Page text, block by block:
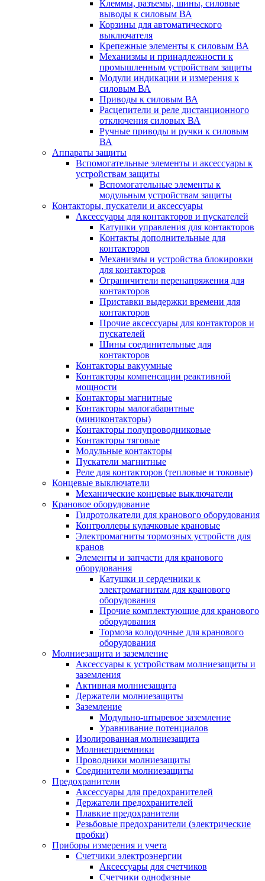
Клеммы, разъемы, шины, силовые
выводы к силовым ВА
Корзины для автоматического
выключателя
Крепежные элементы к силовым ВА
Механизмы и принадлежности к
промышленным устройствам защиты
Модули индикации и измерения к
силовым ВА
Приводы к силовым ВА
Расцепители и реле дистанционного
отключения силовых ВА
Ручные приводы и ручки к силовым
ВА
Аппараты защиты
Вспомогательные элементы и аксессуары к
устройствам защиты
Вспомогательные элементы к
модульным устройствам защиты
Контакторы, пускатели и аксессуары
Аксессуары для контакторов и пускателей
Катушки управления для контакторов
Контакты дополнительные для
контакторов
Механизмы и устройства блокировки
для контакторов
Ограничители перенапряжения для
контакторов
Приставки выдержки времени для
контакторов
Прочие аксессуары для контакторов и
пускателей
Шины соединительные для
контакторов
Контакторы вакуумные
Контакторы компенсации реактивной
мощности
Контакторы магнитные
Контакторы малогабаритные
(миниконтакторы)
Контакторы полупроводниковые
Контакторы тяговые
Модульные контакторы
Пускатели магнитные
Реле для контакторов (тепловые и токовые)
Концевые выключатели
Механические концевые выключатели
Крановое оборудование
Гидротолкатели для кранового оборудования
Контроллеры кулачковые крановые
Электромагниты тормозных устройств для
кранов
Элементы и запчасти для кранового
оборудования
Катушки и сердечники к
электромагнитам для кранового
оборудования
Прочие комплектующие для кранового
оборудования
Тормоза колодочные для кранового
оборудования
Молниезащита и заземление
Аксессуары к устройствам молниезащиты и
заземления
Активная молниезащита
Держатели молниезащиты
Заземление
Модульно-штыревое заземление
Уравнивание потенциалов
Изолированная молниезащита
Молниеприемники
Проводники молниезащиты
Соединители молниезащиты
Предохранители
Аксессуары для предохранителей
Держатели предохранителей
Плавкие предохранители
Резьбовые предохранители (электрические
пробки)
Приборы измерения и учета
Счетчики электроэнергии
Аксессуары для счетчиков
Счетчики однофазные